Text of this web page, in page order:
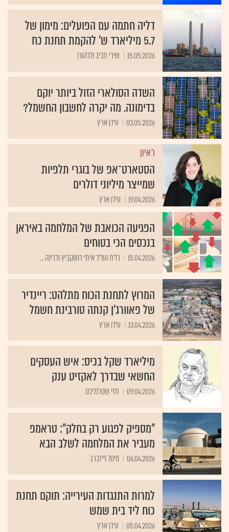
דליה חתמה עם הפועלים: מימון של
5.7 מיליארד ש' להקמת תחנת כח
15.05.2026 שירי חביב ולדהורן
השדה הסולארי הזול ביותר יוקם
בדימונה. מה יקרה לחשבון החשמל?
03.05.2026 עידן ארץ
ראיון
הסטארט־אפ של בוגרי תלפיות
שמייצר מיליוני דולרים
19.04.2026 עידן ארץ
הפגיעה הכואבת של המלחמה באיראן
בנכסים הכי בטוחים
15.04.2026 רו"ח ועו"ד איתי רושקביץ ודרינה ...
המרוץ לתחנת הכוח מתלהט: ריינדיר
של פאוורג'ן קנתה טורבינת חשמל
13.04.2026 עידן ארץ
מיליארד שקל בכיס: איש העסקים
החשאי שבדרך לאקזיט ענק
09.04.2026 חזי שטרנליכט
"מספיק לפגוע רק בחלק": טראמפ
מעביר את המלחמה לשלב הבא
06.04.2026 מיטל וייזברג
למרות התנגדות העירייה: תוקם תחנת
כוח ליד בית שמש
05.04.2026 עידן ארץ